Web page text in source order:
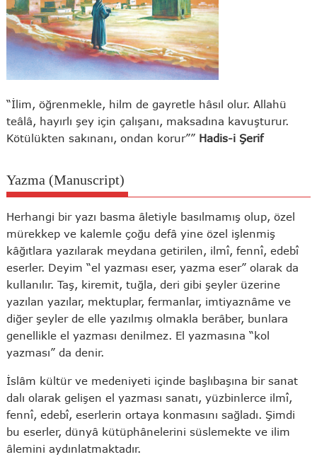
“İlim, öğrenmekle, hilm de gayretle hâsıl olur. Allahü
teâlâ, hayırlı şey için çalışanı, maksadına kavuşturur.
Kötülükten sakınanı, ondan korur”” Hadis-i Şerif
Yazma (Manuscript)
Herhangi bir yazı basma âletiyle basılmamış olup, özel
mürekkep ve kalemle çoğu defâ yine özel işlenmiş
kâğıtlara yazılarak meydana getirilen, ilmî, fennî, edebî
eserler. Deyim “el yazması eser, yazma eser” olarak da
kullanılır. Taş, kiremit, tuğla, deri gibi şeyler üzerine
yazılan yazılar, mektuplar, fermanlar, imtiyaznâme ve
diğer şeyler de elle yazılmış olmakla berâber, bunlara
genellikle el yazması denilmez. El yazmasına “kol
yazması” da denir.
İslâm kültür ve medeniyeti içinde başlıbaşına bir sanat
dalı olarak gelişen el yazması sanatı, yüzbinlerce ilmî,
fennî, edebî, eserlerin ortaya konmasını sağladı. Şimdi
bu eserler, dünyâ kütüphânelerini süslemekte ve ilim
âlemini aydınlatmaktadır.